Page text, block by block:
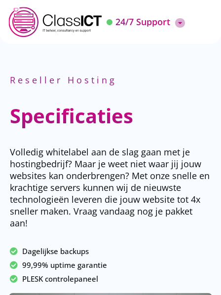
24/7 Support
Reseller Hosting
Specificaties
Volledig whitelabel aan de slag gaan met je
hostingbedrijf? Maar je weet niet waar jij jouw
websites kan onderbrengen? Met onze snelle en
krachtige servers kunnen wij de nieuwste
technologieën leveren die jouw website tot 4x
sneller maken. Vraag vandaag nog je pakket
aan!
Dagelijkse backups
99,99% uptime garantie
PLESK controlepaneel